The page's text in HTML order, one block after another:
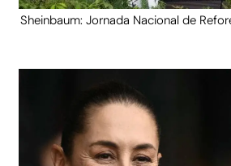
Sheinbaum: Jornada Nacional de